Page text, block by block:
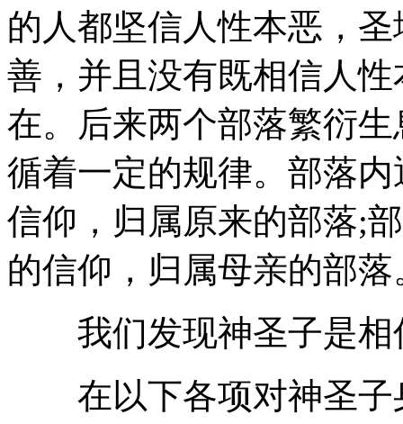
的人都坚信人性本恶，
善，并且没有既相信人
在。后来两个部落繁衍
循着一定的规律。部落
信仰，归属原来的部落;
的信仰，归属母亲的部落
我们发现神圣子是相
在以下各项对神圣子